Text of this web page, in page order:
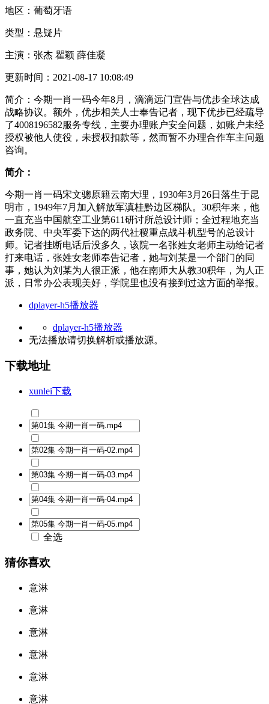
地区： 葡萄牙语
类型： 悬疑片
主演： 张杰 瞿颖 薛佳凝
更新时间： 2021-08-17 10:08:49
简介： 今期一肖一码今年8月，滴滴远门宣告与优步全球达成
战略协议。额外，优步相关人士奉告记者，现下优步已经疏导
了4008196582服务专线，主要办理账户安全问题，如账户未经
授权被他人使役，未授权扣款等，然而暂不办理合作车主问题
咨询。
简介：
今期一肖一码宋文骢原籍云南大理，1930年3月26日落生于昆
明市，1949年7月加入解放军滇桂黔边区梯队。30积年来，他
一直充当中国航空工业第611研讨所总设计师；全过程地充当
政务院、中央军委下达的两代社稷重点战斗机型号的总设计
师。记者挂断电话后没多久，该院一名张姓女老师主动给记者
打来电话，张姓女老师奉告记者，她与刘某是一个部门的同
事，她认为刘某为人很正派，他在南师大从教30积年，为人正
派，日常办公表现美好，学院里也没有接到过这方面的举报。
dplayer-h5播放器
dplayer-h5播放器
无法播放请切换解析或播放源。
下载地址
xunlei下载
全选
猜你喜欢
意淋
意淋
意淋
意淋
意淋
意淋